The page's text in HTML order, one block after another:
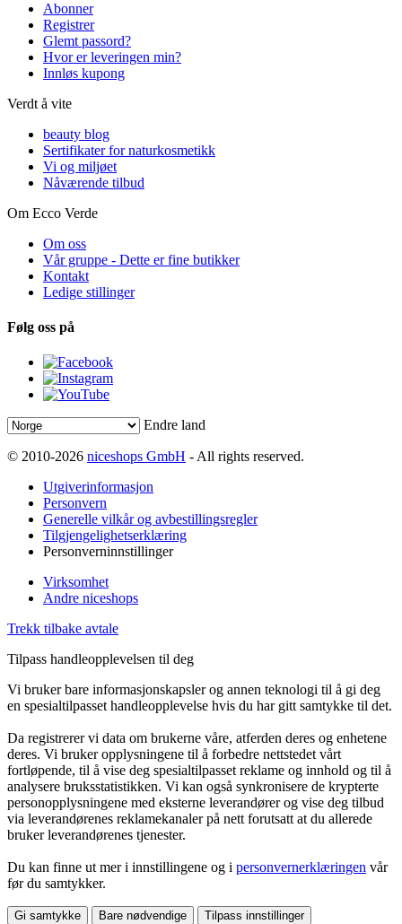
Abonner
Registrer
Glemt passord?
Hvor er leveringen min?
Innløs kupong
Verdt å vite
beauty blog
Sertifikater for naturkosmetikk
Vi og miljøet
Nåværende tilbud
Om Ecco Verde
Om oss
Vår gruppe - Dette er fine butikker
Kontakt
Ledige stillinger
Følg oss på
Endre land
© 2010-2026 niceshops GmbH - All rights reserved.
Utgiverinformasjon
Personvern
Generelle vilkår og avbestillingsregler
Tilgjengelighetserklæring
Personverninnstillinger
Virksomhet
Andre niceshops
Trekk tilbake avtale
Tilpass handleopplevelsen til deg
Vi bruker bare informasjonskapsler og annen teknologi til å gi deg
en spesialtilpasset handleopplevelse hvis du har gitt samtykke til det.
Da registrerer vi data om brukerne våre, atferden deres og enhetene
deres. Vi bruker opplysningene til å forbedre nettstedet vårt
fortløpende, til å vise deg spesialtilpasset reklame og innhold og til å
analysere bruksstatistikken. Vi kan også synkronisere de krypterte
personopplysningene med eksterne leverandører og vise deg tilbud
via leverandørenes reklamekanaler på nett forutsatt at du allerede
bruker leverandørenes tjenester.
Du kan finne ut mer i innstillingene og i personvernerklæringen vår
før du samtykker.
Gi samtykke Bare nødvendige Tilpass innstillinger